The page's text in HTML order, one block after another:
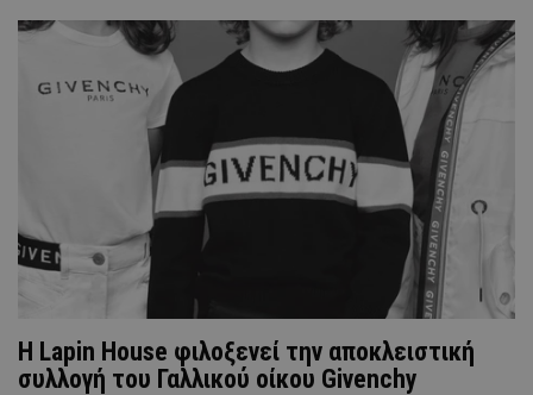
Η Lapin House φιλοξενεί την αποκλειστική
συλλογή του Γαλλικού οίκου Givenchy